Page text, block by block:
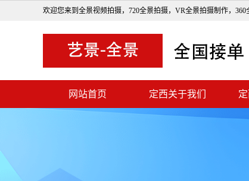
欢迎您来到全景视频拍摄，720全景拍摄，VR全景拍摄制作，360
网站首页 定西关于我们